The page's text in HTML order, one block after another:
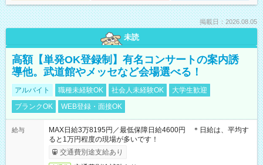
掲載日：2026.08.05
未読
高額【単発OK登録制】有名コンサートの案内誘
導他。武道館やメッセなど会場選べる！
アルバイト 職種未経験OK 社会人未経験OK
大学生歓迎
ブランクOK
WEB登録・面接OK
給与
MAX日給3万8195円／最低保障日給4600円 ＊日給は、平均す
ると1万円程度の現場が多いです！
交通費別途支給あり